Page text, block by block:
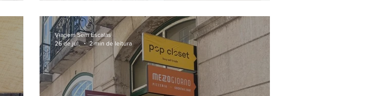
Viagem Sem Escalas
26 de jul.
2 min de leitura